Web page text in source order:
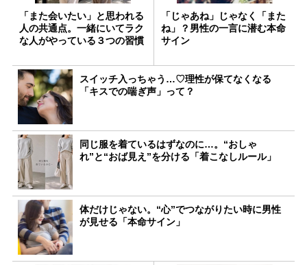
「また会いたい」と思われる
人の共通点。一緒にいてラク
な人がやっている３つの習慣
「じゃあね」じゃなく「また
ね」？男性の一言に潜む本命
サイン
スイッチ入っちゃう…♡理性が保てなくなる
「キスでの喘ぎ声」って？
同じ服を着ているはずなのに…。“おしゃ
れ”と“おば見え”を分ける「着こなしルール」
体だけじゃない。“心”でつながりたい時に男性
が見せる「本命サイン」